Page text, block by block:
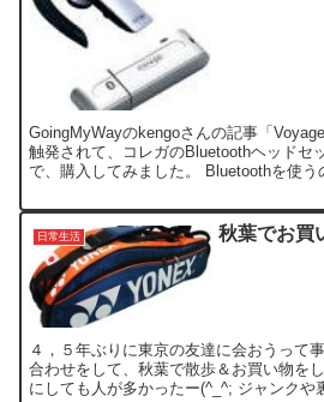
GoingMyWayのkengoさんの記事「
触発されて、コレガのBluetoothヘッドセ
で、購入してみました。 Bluetoothを使う
日常生活 秋葉でお買
４，５年ぶりに東京の友達に会おうって
合わせをして、秋葉で散歩＆お買い物を
にしても人が多かったー(^_^; ジャンクや